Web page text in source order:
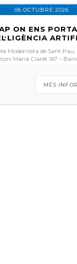
06 OCTUBRE 2026
ON ENS
Modernista de Sant Pau,
Maria Claret 167 –
MÉS